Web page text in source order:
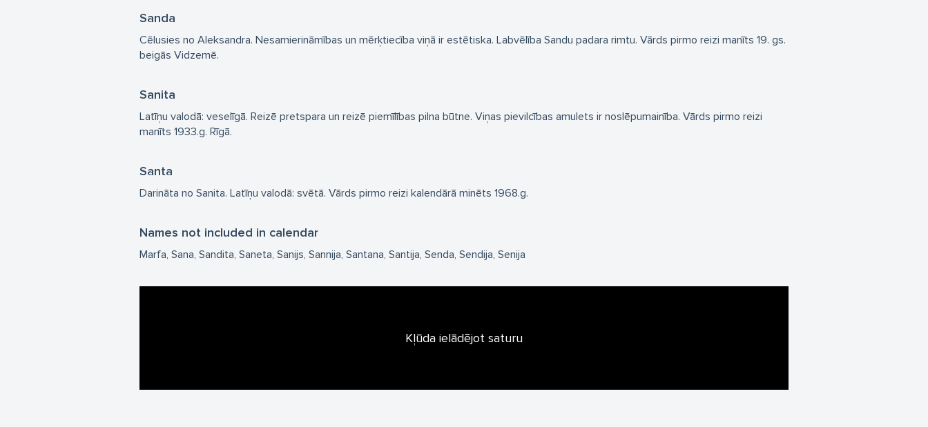
Sanda
Cēlusies no Aleksandra. Nesamierināmības un mērķtiecība viņā ir estētiska. Labvēlība Sandu padara rimtu. Vārds pirmo reizi manīts 19. gs.
beigās Vidzemē.
Sanita
Latīņu valodā: veselīgā. Reizē pretspara un reizē piemīlības pilna būtne. Viņas pievilcības amulets ir noslēpumainība. Vārds pirmo reizi
manīts 1933.g. Rīgā.
Santa
Darināta no Sanita. Latīņu valodā: svētā. Vārds pirmo reizi kalendārā minēts 1968.g.
Names not included in calendar
Marfa Sana Sandita Saneta Sanijs Sannija Santana Santija Senda Sendija Senija
Kļūda ielādējot saturu